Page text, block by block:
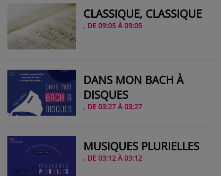
CLASSIQUE, CLASSIQUE
, DE 09:05 À 09:05
DANS MON BACH À
DISQUES
, DE 03:27 À 03:27
MUSIQUES PLURIELLES
, DE 03:12 À 03:12